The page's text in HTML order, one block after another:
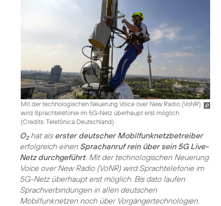
Mit der technologischen Neuerung Voice over New Radio (VoNR)
wird Sprachtelefonie im 5G-Netz überhaupt erst möglich.
(Credits: Telefónica Deutschland)
O2hat als erster deutscher Mobilfunknetzbetreiber
erfolgreich einen Sprachanruf rein über sein 5G Live-
Netz durchgeführt. Mit der technologischen Neuerung
Voice over New Radio (VoNR) wird Sprachtelefonie im
5G-Netz überhaupt erst möglich. Bis dato laufen
Sprachverbindungen in allen deutschen
Mobilfunknetzen noch über Vorgängertechnologien.